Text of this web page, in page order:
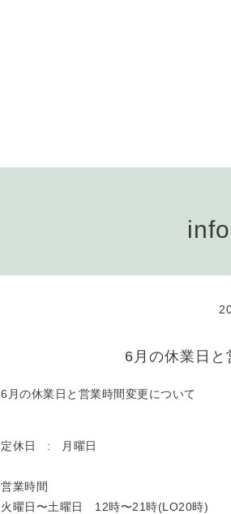
6月の休業日と
6月の休業日と営業時間変更について
定休日 : 月曜日
営業時間
火曜日〜土曜日 12時〜21時(LO20時)